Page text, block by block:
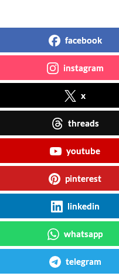
facebook
instagram
x
threads
youtube
pinterest
linkedin
whatsapp
telegram